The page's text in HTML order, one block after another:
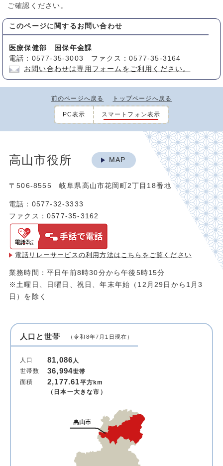
ご確認ください。
このページに関する お問い合わせ
医療保健部 国保年金課
電話：0577-35-3003 ファクス：0577-35-3164
お問い合わせは専用フォームをご利用ください。
前のページへ戻る トップページへ戻る
PC表示 スマートフォン表示
高山市役所 MAP
〒506-8555 岐阜県高山市花岡町2丁目18番地
電話：0577-32-3333
ファクス：0577-35-3162
電話リレーサービスの利用方法は こちらをご覧ください
業務時間：平日午前8時30分から午後5時15分
※土曜日、日曜日、祝日、年末年始（12月29日から1月3
日）を除く
人口と世帯 （令和8年7月1日現在）
人口 81,086人
世帯数
36,994世帯
面積
2,177.61平方km
（日本一大きな市）